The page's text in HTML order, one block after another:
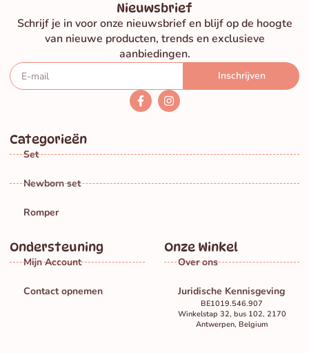
Nieuwsbrief
Schrijf je in voor onze nieuwsbrief en blijf op de hoogte
van nieuwe producten, trends en exclusieve
aanbiedingen.
Inschrijven
Categorieën
Set
Newborn set
Romper
Ondersteuning
Mijn Account
Contact opnemen
Onze Winkel
Over ons
Juridische Kennisgeving
BE1019.546.907
Winkelstap 32, bus 102, 2170
Antwerpen, Belgium